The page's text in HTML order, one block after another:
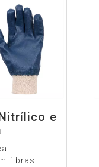
e
fibras